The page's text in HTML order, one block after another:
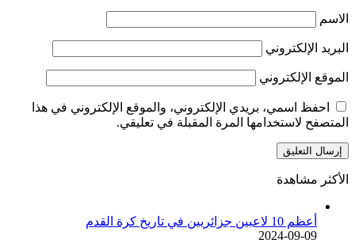
الاسم
البريد الإلكتروني
الموقع الإلكتروني
احفظ اسمي، بريدي الإلكتروني، والموقع الإلكتروني في هذا
المتصفح لاستخدامها المرة المقبلة في تعليقي.
الأكثر مشاهدة
أعظم 10 لاعبين جزائريين في تاريخ كرة القدم
2024-09-09